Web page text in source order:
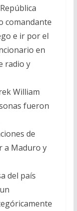
comandante
e ir por el
en
radio y
William
fueron
de
a Maduro y
del país